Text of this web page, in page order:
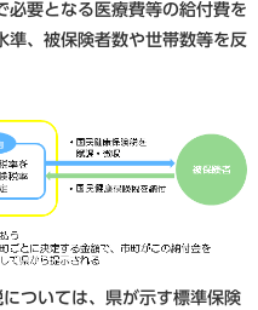
要となる医療費等の給付費を
準、被保険者数や世帯数等を反
ついては、県が示す標準保険